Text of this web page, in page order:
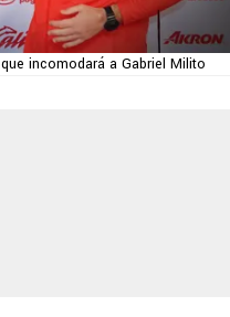
incomodará a Gabriel Milito